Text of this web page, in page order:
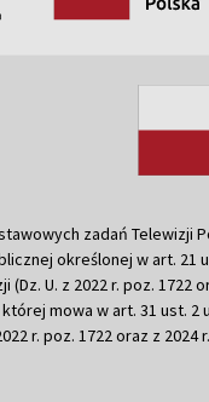
zadań Telewizji
określonej w art. 21
(Dz. U. z 2022 r. poz. 1722
mowa w art. 31 ust. 2
r. poz. 1722 oraz z 2024